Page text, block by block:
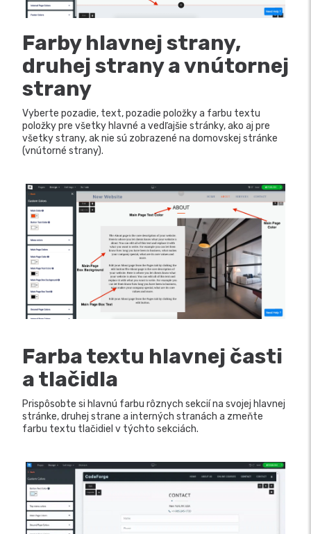
Farby hlavnej strany,
druhej strany a vnútornej
strany
Vyberte pozadie, text, pozadie položky a farbu textu
položky pre všetky hlavné a vedľajšie stránky, ako aj pre
všetky strany, ak nie sú zobrazené na domovskej stránke
(vnútorné strany).
Farba textu hlavnej časti
a tlačidla
Prispôsobte si hlavnú farbu rôznych sekcií na svojej hlavnej
stránke, druhej strane a interných stranách a zmeňte
farbu textu tlačidiel v týchto sekciách.